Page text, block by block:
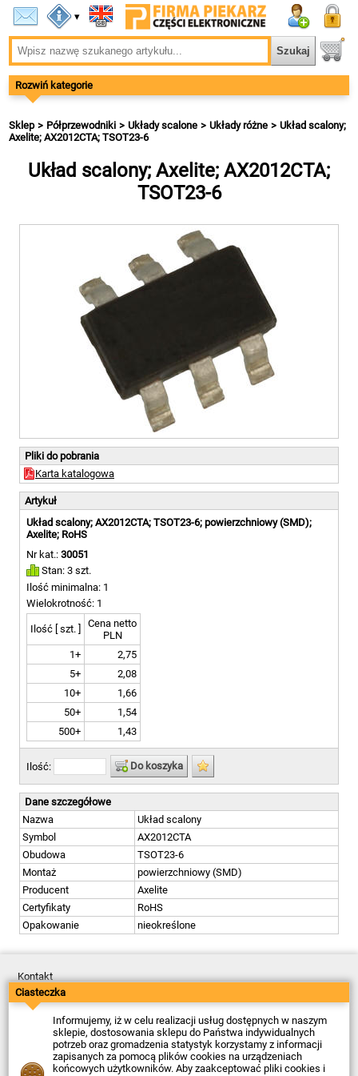
▾
Rozwiń kategorie
Sklep Półprzewodniki Układy scalone Układy różne
Układ scalony;
Axelite; AX2012CTA; TSOT23-6
Układ scalony; Axelite; AX2012CTA;
TSOT23-6
Pliki do pobrania
Karta katalogowa
Artykuł
Układ scalony; AX2012CTA; TSOT23-6; powierzchniowy (SMD);
Axelite; RoHS
Nr kat.: 30051
Stan: 3 szt.
Ilość minimalna: 1
Wielokrotność: 1
Ilość [ szt. ]
Cena netto
PLN
1+
2,75
5+
2,08
10+
1,66
50+
1,54
500+
1,43
Ilość: Do koszyka
Dane szczegółowe
Nazwa
Układ scalony
Symbol
AX2012CTA
Obudowa
TSOT23-6
Montaż
powierzchniowy (SMD)
Producent
Axelite
Certyfikaty
RoHS
Opakowanie
nieokreślone
Kontakt
Dostawa
Płatność
Zwroty
Reklamacje
Regulamin
Polityka Prywatności
O Firmie
Ciasteczka
Informujemy, iż w celu realizacji usług dostępnych w naszym
sklepie, dostosowania sklepu do Państwa indywidualnych
potrzeb oraz gromadzenia statystyk korzystamy z informacji
zapisanych za pomocą plików cookies na urządzeniach
końcowych użytkowników. Aby zaakceptować pliki cookies i